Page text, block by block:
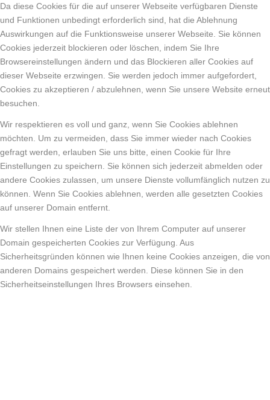
Da diese Cookies für die auf unserer Webseite verfügbaren Dienste
und Funktionen unbedingt erforderlich sind, hat die Ablehnung
Auswirkungen auf die Funktionsweise unserer Webseite. Sie können
Cookies jederzeit blockieren oder löschen, indem Sie Ihre
Browsereinstellungen ändern und das Blockieren aller Cookies auf
dieser Webseite erzwingen. Sie werden jedoch immer aufgefordert,
Cookies zu akzeptieren / abzulehnen, wenn Sie unsere Website erneut
besuchen.
Wir respektieren es voll und ganz, wenn Sie Cookies ablehnen
möchten. Um zu vermeiden, dass Sie immer wieder nach Cookies
gefragt werden, erlauben Sie uns bitte, einen Cookie für Ihre
Einstellungen zu speichern. Sie können sich jederzeit abmelden oder
andere Cookies zulassen, um unsere Dienste vollumfänglich nutzen zu
können. Wenn Sie Cookies ablehnen, werden alle gesetzten Cookies
auf unserer Domain entfernt.
Wir stellen Ihnen eine Liste der von Ihrem Computer auf unserer
Domain gespeicherten Cookies zur Verfügung. Aus
Sicherheitsgründen können wie Ihnen keine Cookies anzeigen, die von
anderen Domains gespeichert werden. Diese können Sie in den
Sicherheitseinstellungen Ihres Browsers einsehen.